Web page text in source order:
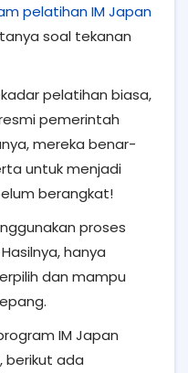
pelatihan IM Japan
soal tekanan
pelatihan biasa,
pemerintah
mereka benar-
untuk menjadi
berangkat!
proses
hanya
dan mampu
IM Japan
berikut ada